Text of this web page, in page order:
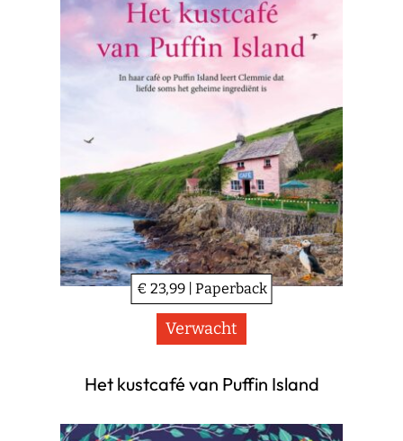
€ 23,99 | Paperback
Verwacht
Het kustcafé van Puffin Island